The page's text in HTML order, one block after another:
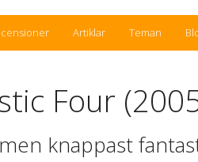
Artiklar Teman
Four
knappast